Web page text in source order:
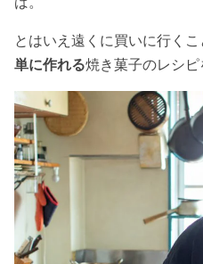
とはいえ遠くに買いに行くこ
単に作れる焼き菓子のレシピ